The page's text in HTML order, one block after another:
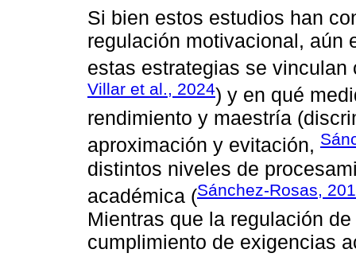
Si bien estos estudios han
regulación motivacional, aún
estas estrategias se vinculan
Villar et al., 2024) y en qué
rendimiento y maestría
aproximación y evitación,
distintos niveles de
académica (Sánchez-Rosas,
Mientras que la regulación
cumplimiento de exigencias